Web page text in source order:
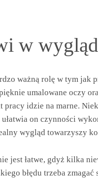
w
ważną rolę w tym jak
umalowane oczy
pracy idzie na marne.
on czynności
wygląd towarzyszy
jest łatwe, gdyż kilka
błędu trzeba